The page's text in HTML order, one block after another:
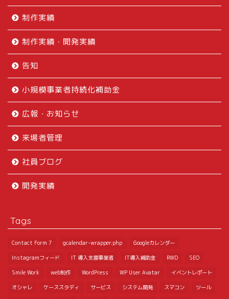
制作実績
制作実績・開発実績
告知
小規模事業者持続化補助金
広報・お知らせ
来場者管理
社員ブログ
開発実績
Tags
Contact Form 7 gcalendar-wrapper.php Googleカレンダー
Instagramフィード IT 導入支援事業者 IT導入補助金 RWD SEO
Smile Work web制作 WordPress WP User Avatar イベントレポート
オシャレ ケーススタディ サービス システム開発 スマコン ツール